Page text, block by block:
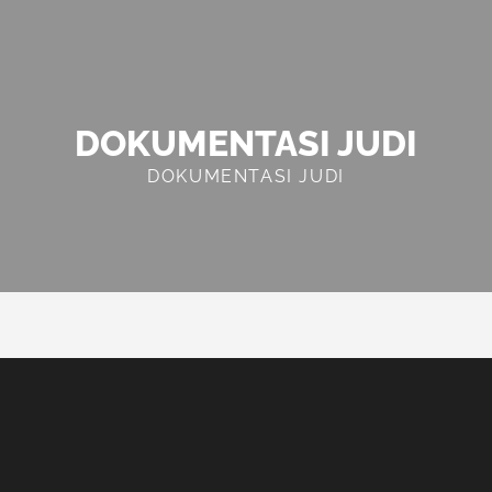
DOKUMENTASI JUDI
DOKUMENTASI JUDI